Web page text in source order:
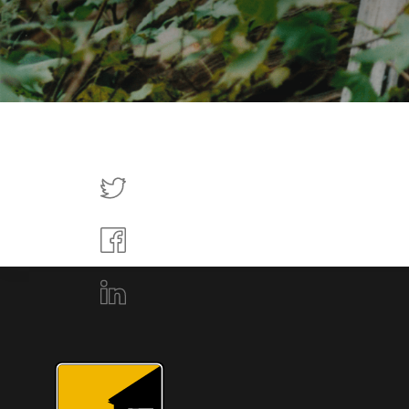
Tweettaa
Facebookissa
Jaa